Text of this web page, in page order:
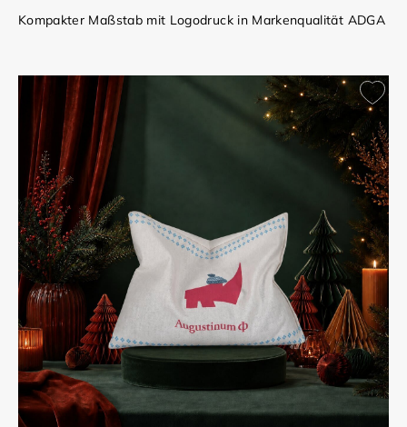
Kompakter Maßstab mit Logodruck in Markenqualität ADGA